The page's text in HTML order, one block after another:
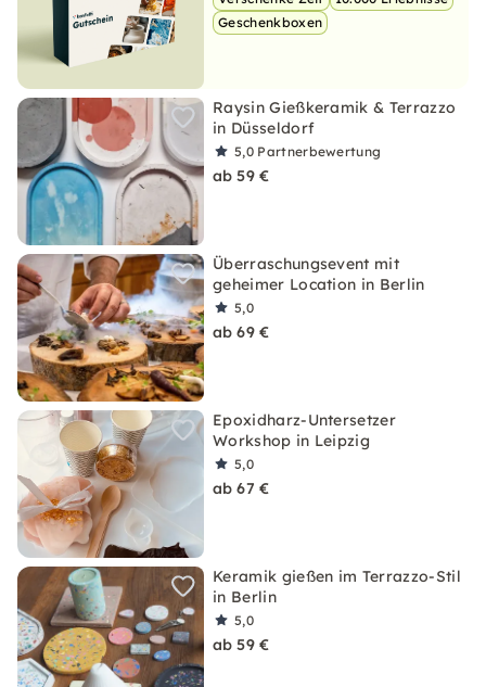
Geschenkboxen
Raysin Gießkeramik & Terrazzo
in Düsseldorf
5,0 Partnerbewertung
ab 59 €
Überraschungsevent mit
geheimer Location in Berlin
5,0
ab 69 €
Epoxidharz-Untersetzer
Workshop in Leipzig
5,0
ab 67 €
Keramik gießen im Terrazzo-Stil
in Berlin
5,0
ab 59 €